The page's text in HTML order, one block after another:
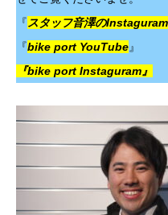
『スタッフ音澤のInstaguram
『bike port YouTube』
『bike port Instaguram』